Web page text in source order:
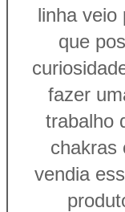
linha veio
que
fazer
trabalho
chakras
vendia